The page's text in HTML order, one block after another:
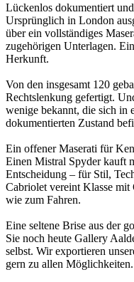
Lückenlos dokumentiert
Ursprünglich in London
über ein vollständiges
zugehörigen Unterlagen.
Herkunft.
Von den insgesamt 120
Rechtslenkung gefertigt.
wenige bekannt, die sich in
dokumentierten Zustand
Ein offener Maserati für
Einen Mistral Spyder kauft
Entscheidung – für Stil,
Cabriolet vereint Klasse mit
wie zum Fahren.
Eine seltene Brise aus der
Sie noch heute Gallery
selbst. Wir exportieren
gern zu allen Möglichkeiten.